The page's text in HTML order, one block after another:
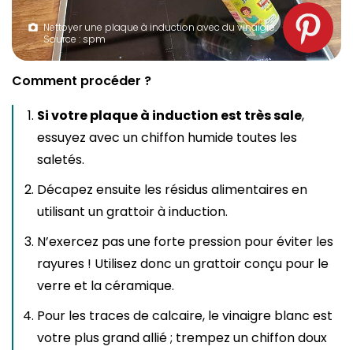
Nettoyer une plaque à induction avec du vinaigre.
Source : spm
Comment procéder ?
Si votre plaque à induction est très sale,
essuyez avec un chiffon humide toutes les
saletés.
Décapez ensuite les résidus alimentaires en
utilisant un grattoir à induction.
N’exercez pas une forte pression pour éviter les
rayures ! Utilisez donc un grattoir conçu pour le
verre et la céramique.
Pour les traces de calcaire, le vinaigre blanc est
votre plus grand allié ; trempez un chiffon doux